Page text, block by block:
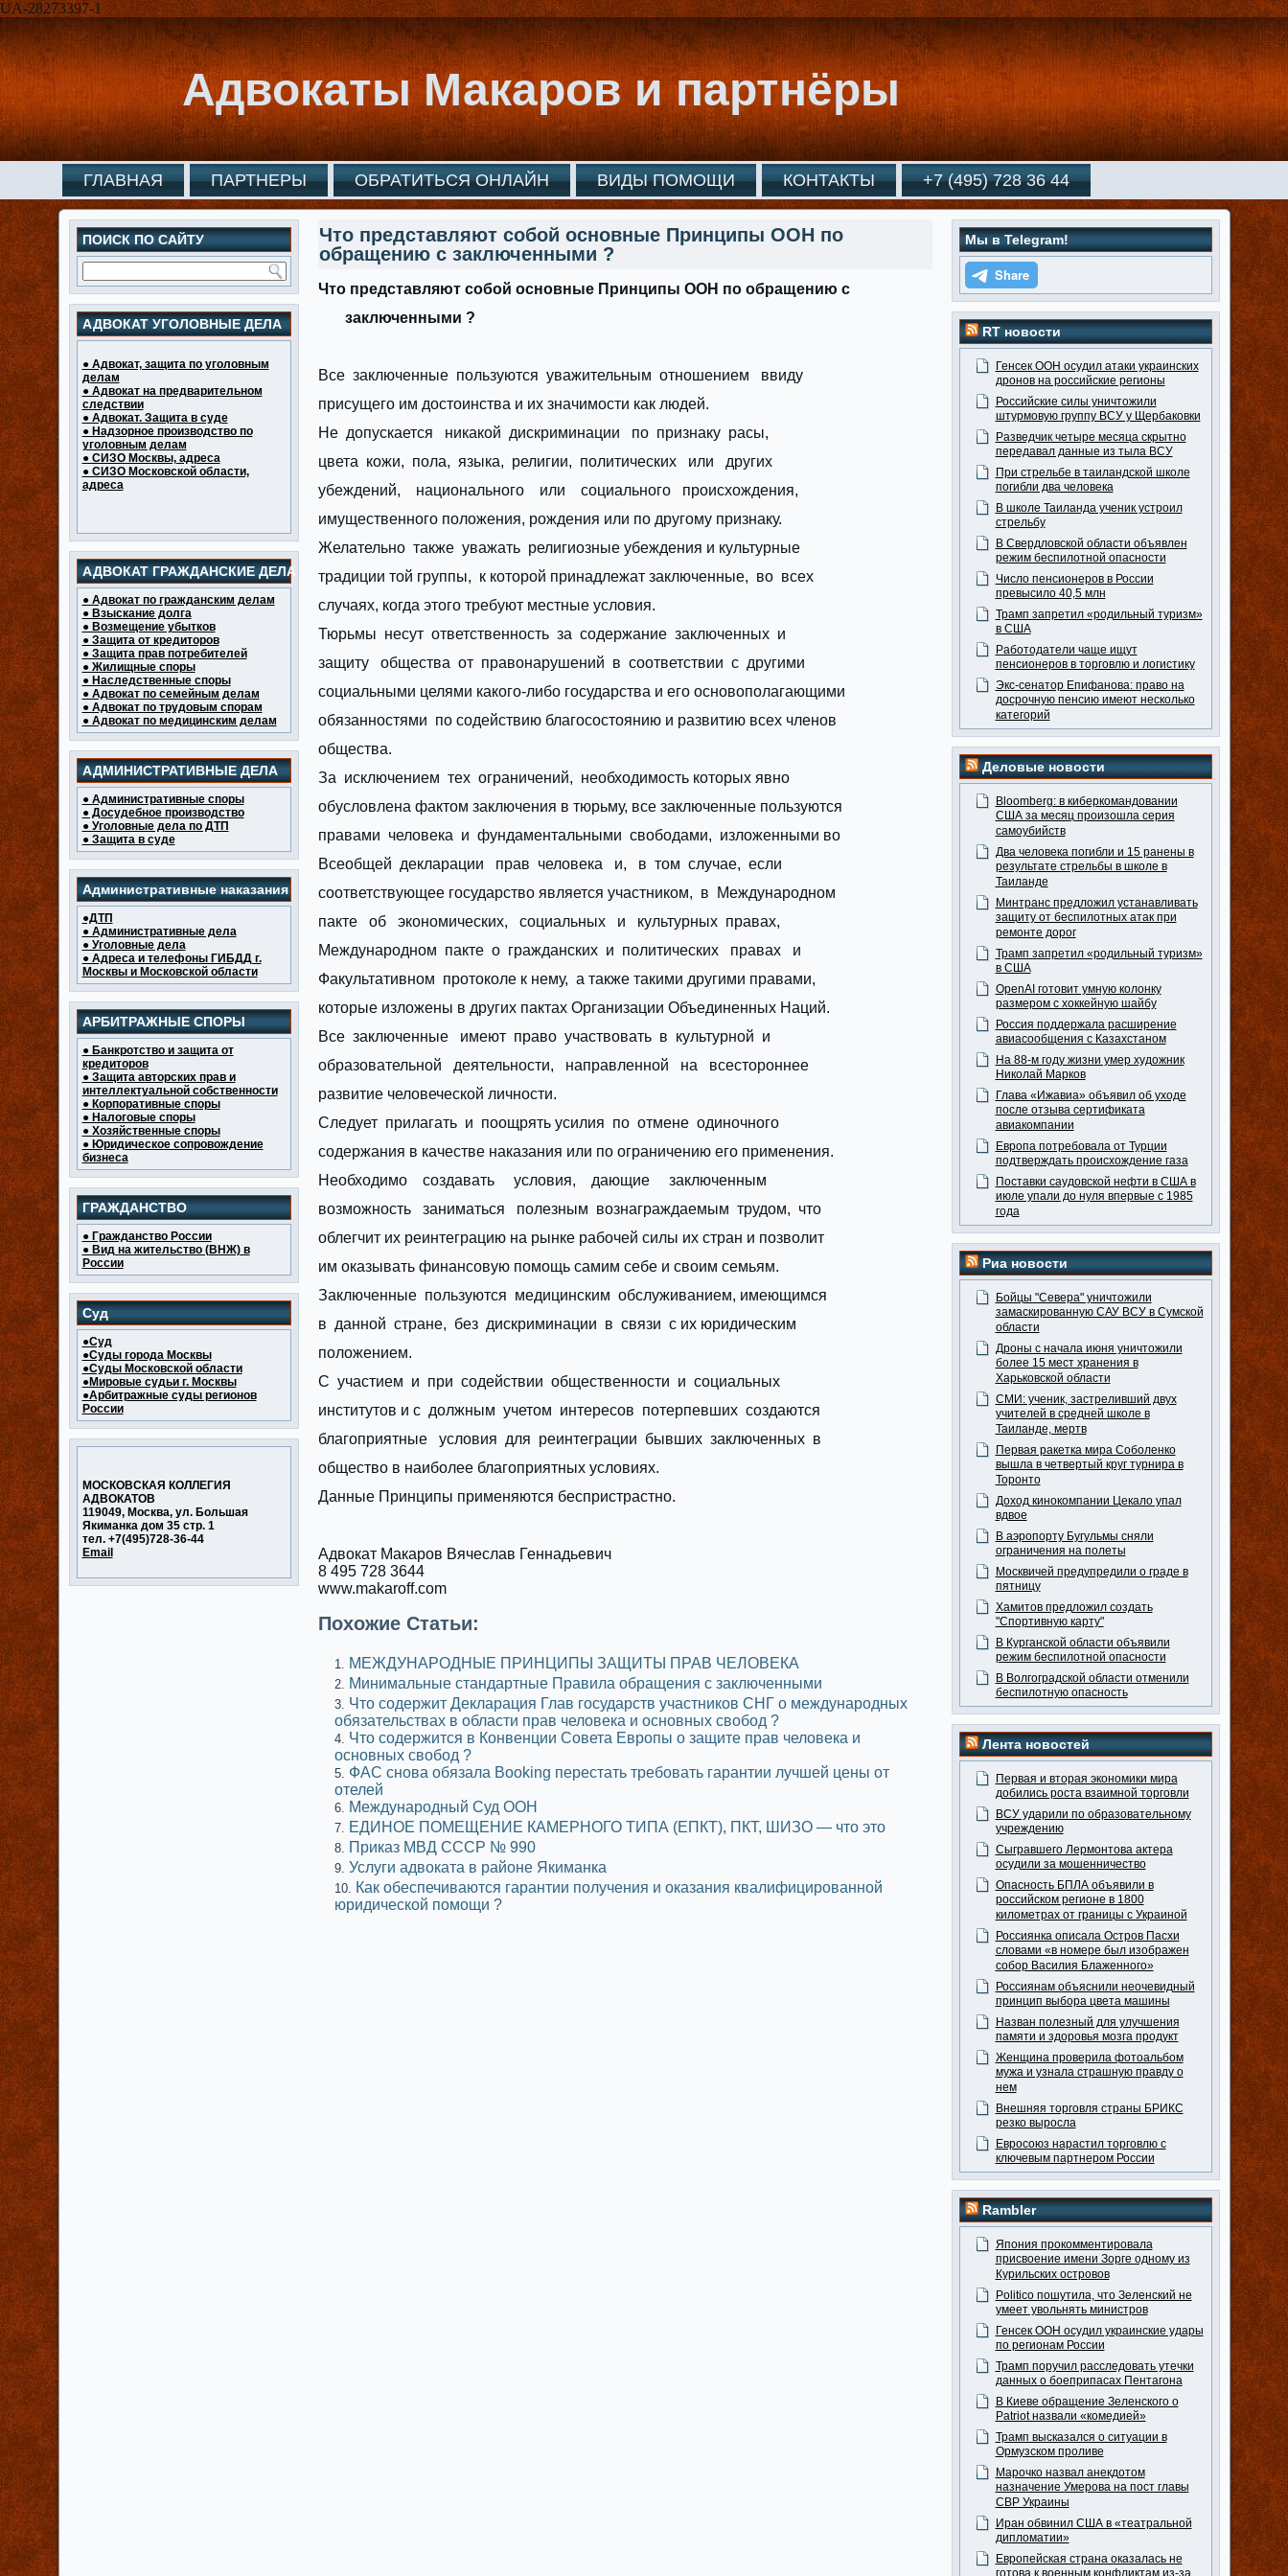
UA-28273397-1
Адвокаты Макаров и партнёры
ГЛАВНАЯ ПАРТНЕРЫ ОБРАТИТЬСЯ ОНЛАЙН ВИДЫ ПОМОЩИ КОНТАКТЫ +7 (495) 728 36 44
ПОИСК ПО САЙТУ
АДВОКАТ УГОЛОВНЫЕ ДЕЛА
● Адвокат, защита по уголовным
делам
● Адвокат на предварительном
следствии
● Адвокат. Защита в суде
● Надзорное производство по
уголовным делам
● СИЗО Москвы, адреса
● СИЗО Московской области,
адреса
АДВОКАТ ГРАЖДАНСКИЕ ДЕЛА
● Адвокат по гражданским делам
● Взыскание долга
● Возмещение убытков
● Защита от кредиторов
● Защита прав потребителей
● Жилищные споры
● Наследственные споры
● Адвокат по семейным делам
● Адвокат по трудовым спорам
● Адвокат по медицинским делам
АДМИНИСТРАТИВНЫЕ ДЕЛА
● Административные споры
● Досудебное производство
● Уголовные дела по ДТП
● Защита в суде
Административные наказания
●ДТП
● Административные дела
● Уголовные дела
● Адреса и телефоны ГИБДД г.
Москвы и Московской области
АРБИТРАЖНЫЕ СПОРЫ
● Банкротство и защита от
кредиторов
● Защита авторских прав и
интеллектуальной собственности
● Корпоративные споры
● Налоговые споры
● Хозяйственные споры
● Юридическое сопровождение
бизнеса
ГРАЖДАНСТВО
● Гражданство России
● Вид на жительство (ВНЖ) в
России
Суд
●Суд
●Суды города Москвы
●Суды Московской области
●Мировые судьи г. Москвы
●Арбитражные суды регионов
России
МОСКОВСКАЯ КОЛЛЕГИЯ
АДВОКАТОВ
119049, Москва, ул. Большая
Якиманка дом 35 стр. 1
тел. +7(495)728-36-44
Email
Что представляют собой основные Принципы ООН по
обращению с заключенными ?
Что представляют собой основные Принципы ООН по обращению с
заключенными ?
Все заключенные пользуются уважительным отношением ввиду
присущего им достоинства и их значимости как людей.
Не допускается никакой дискриминации по признаку расы,
цвета кожи, пола, языка, религии, политических или других
убеждений, национального или социального происхождения,
имущественного положения, рождения или по другому признаку.
Желательно также уважать религиозные убеждения и культурные
традиции той группы, к которой принадлежат заключенные, во всех
случаях, когда этого требуют местные условия.
Тюрьмы несут ответственность за содержание заключенных и
защиту общества от правонарушений в соответствии с другими
социальными целями какого-либо государства и его основополагающими
обязанностями по содействию благосостоянию и развитию всех членов
общества.
За исключением тех ограничений, необходимость которых явно
обусловлена фактом заключения в тюрьму, все заключенные пользуются
правами человека и фундаментальными свободами, изложенными во
Всеобщей декларации прав человека и, в том случае, если
соответствующее государство является участником, в Международном
пакте об экономических, социальных и культурных правах,
Международном пакте о гражданских и политических правах и
Факультативном протоколе к нему, а также такими другими правами,
которые изложены в других пактах Организации Объединенных Наций.
Все заключенные имеют право участвовать в культурной и
образовательной деятельности, направленной на всестороннее
развитие человеческой личности.
Следует прилагать и поощрять усилия по отмене одиночного
содержания в качестве наказания или по ограничению его применения.
Необходимо создавать условия, дающие заключенным
возможность заниматься полезным вознаграждаемым трудом, что
облегчит их реинтеграцию на рынке рабочей силы их стран и позволит
им оказывать финансовую помощь самим себе и своим семьям.
Заключенные пользуются медицинским обслуживанием, имеющимся
в данной стране, без дискриминации в связи с их юридическим
положением.
С участием и при содействии общественности и социальных
институтов и с должным учетом интересов потерпевших создаются
благоприятные условия для реинтеграции бывших заключенных в
общество в наиболее благоприятных условиях.
Данные Принципы применяются беспристрастно.
Адвокат Макаров Вячеслав Геннадьевич
8 495 728 3644
www.makaroff.com
Похожие Статьи:
МЕЖДУНАРОДНЫЕ ПРИНЦИПЫ ЗАЩИТЫ ПРАВ ЧЕЛОВЕКА
Минимальные стандартные Правила обращения с заключенными
Что содержит Декларация Глав государств участников СНГ о международных
обязательствах в области прав человека и основных свобод ?
Что содержится в Конвенции Совета Европы о защите прав человека и
основных свобод ?
ФАС снова обязала Booking перестать требовать гарантии лучшей цены от
отелей
Международный Суд ООН
ЕДИНОЕ ПОМЕЩЕНИЕ КАМЕРНОГО ТИПА (ЕПКТ), ПКТ, ШИЗО — что это
Приказ МВД СССР № 990
Услуги адвоката в районе Якиманка
Как обеспечиваются гарантии получения и оказания квалифицированной
юридической помощи ?
Мы в Telegram!
RT новости
Генсек ООН осудил атаки украинских
дронов на российские регионы
Российские силы уничтожили
штурмовую группу ВСУ у Щербаковки
Разведчик четыре месяца скрытно
передавал данные из тыла ВСУ
При стрельбе в таиландской школе
погибли два человека
В школе Таиланда ученик устроил
стрельбу
В Свердловской области объявлен
режим беспилотной опасности
Число пенсионеров в России
превысило 40,5 млн
Трамп запретил «родильный туризм»
в США
Работодатели чаще ищут
пенсионеров в торговлю и логистику
Экс-сенатор Епифанова: право на
досрочную пенсию имеют несколько
категорий
Деловые новости
Bloomberg: в киберкомандовании
США за месяц произошла серия
самоубийств
Два человека погибли и 15 ранены в
результате стрельбы в школе в
Таиланде
Минтранс предложил устанавливать
защиту от беспилотных атак при
ремонте дорог
Трамп запретил «родильный туризм»
в США
OpenAI готовит умную колонку
размером с хоккейную шайбу
Россия поддержала расширение
авиасообщения с Казахстаном
На 88-м году жизни умер художник
Николай Марков
Глава «Ижавиа» объявил об уходе
после отзыва сертификата
авиакомпании
Европа потребовала от Турции
подтверждать происхождение газа
Поставки саудовской нефти в США в
июле упали до нуля впервые с 1985
года
Риа новости
Бойцы "Севера" уничтожили
замаскированную САУ ВСУ в Сумской
области
Дроны с начала июня уничтожили
более 15 мест хранения в
Харьковской области
СМИ: ученик, застреливший двух
учителей в средней школе в
Таиланде, мертв
Первая ракетка мира Соболенко
вышла в четвертый круг турнира в
Торонто
Доход кинокомпании Цекало упал
вдвое
В аэропорту Бугульмы сняли
ограничения на полеты
Москвичей предупредили о граде в
пятницу
Хамитов предложил создать
"Спортивную карту"
В Курганской области объявили
режим беспилотной опасности
В Волгоградской области отменили
беспилотную опасность
Лента новостей
Первая и вторая экономики мира
добились роста взаимной торговли
ВСУ ударили по образовательному
учреждению
Сыгравшего Лермонтова актера
осудили за мошенничество
Опасность БПЛА объявили в
российском регионе в 1800
километрах от границы с Украиной
Россиянка описала Остров Пасхи
словами «в номере был изображен
собор Василия Блаженного»
Россиянам объяснили неочевидный
принцип выбора цвета машины
Назван полезный для улучшения
памяти и здоровья мозга продукт
Женщина проверила фотоальбом
мужа и узнала страшную правду о
нем
Внешняя торговля страны БРИКС
резко выросла
Евросоюз нарастил торговлю с
ключевым партнером России
Rambler
Япония прокомментировала
присвоение имени Зорге одному из
Курильских островов
Politico пошутила, что Зеленский не
умеет увольнять министров
Генсек ООН осудил украинские удары
по регионам России
Трамп поручил расследовать утечки
данных о боеприпасах Пентагона
В Киеве обращение Зеленского о
Patriot назвали «комедией»
Трамп высказался о ситуации в
Ормузском проливе
Марочко назвал анекдотом
назначение Умерова на пост главы
СВР Украины
Иран обвинил США в «театральной
дипломатии»
Европейская страна оказалась не